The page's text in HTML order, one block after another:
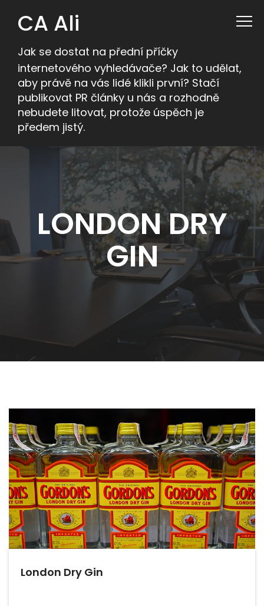
CA Ali
Jak se dostat na přední příčky
internetového vyhledávače? Jak to udělat,
aby právě na vás lidé klikli první? Stačí
publikovat PR články u nás a rozhodně
nebudete litovat, protože úspěch je
předem jistý.
LONDON DRY
GIN
London Dry Gin